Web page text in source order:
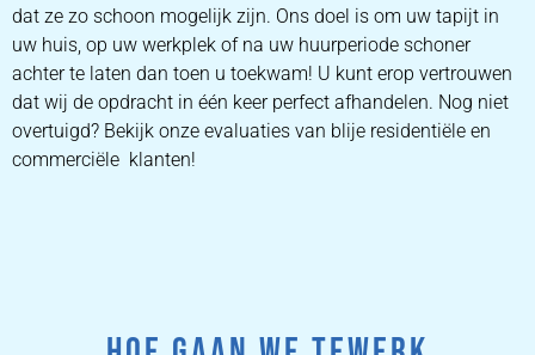
dat ze zo schoon mogelijk zijn. Ons doel is om uw tapijt in
uw huis, op uw werkplek of na uw huurperiode schoner
achter te laten dan toen u toekwam! U kunt erop vertrouwen
dat wij de opdracht in één keer perfect afhandelen. Nog niet
overtuigd? Bekijk onze evaluaties van blije residentiële en
commerciële klanten!